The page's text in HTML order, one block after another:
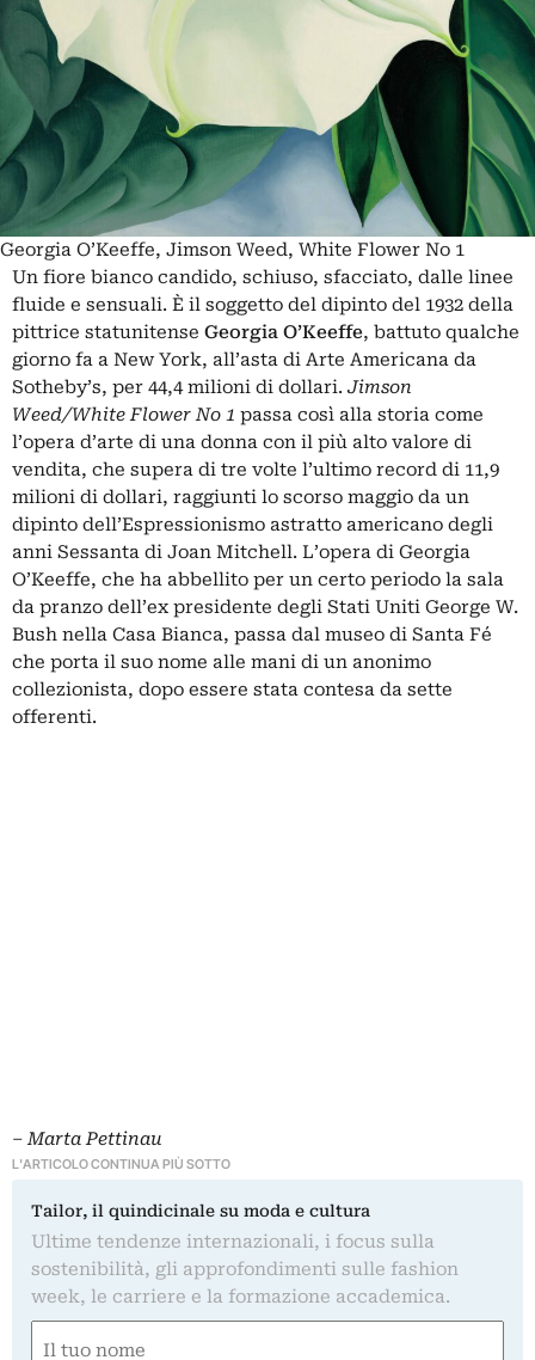
Georgia O’Keeffe, Jimson Weed, White Flower No 1
Un fiore bianco candido, schiuso, sfacciato, dalle linee
fluide e sensuali. È il soggetto del dipinto del 1932 della
pittrice statunitense Georgia O’Keeffe, battuto qualche
giorno fa a New York, all’asta di Arte Americana da
Sotheby’s, per 44,4 milioni di dollari. Jimson
Weed/White Flower No 1 passa così alla storia come
l’opera d’arte di una donna con il più alto valore di
vendita, che supera di tre volte l’ultimo record di 11,9
milioni di dollari, raggiunti lo scorso maggio da un
dipinto dell’Espressionismo astratto americano degli
anni Sessanta di Joan Mitchell. L’opera di Georgia
O’Keeffe, che ha abbellito per un certo periodo la sala
da pranzo dell’ex presidente degli Stati Uniti George W.
Bush nella Casa Bianca, passa dal museo di Santa Fé
che porta il suo nome alle mani di un anonimo
collezionista, dopo essere stata contesa da sette
offerenti.
–Marta Pettinau
L'ARTICOLO CONTINUA PIÙ SOTTO
Tailor, il quindicinale su moda e cultura
Ultime tendenze internazionali, i focus sulla
sostenibilità, gli approfondimenti sulle fashion
week, le carriere e la formazione accademica.